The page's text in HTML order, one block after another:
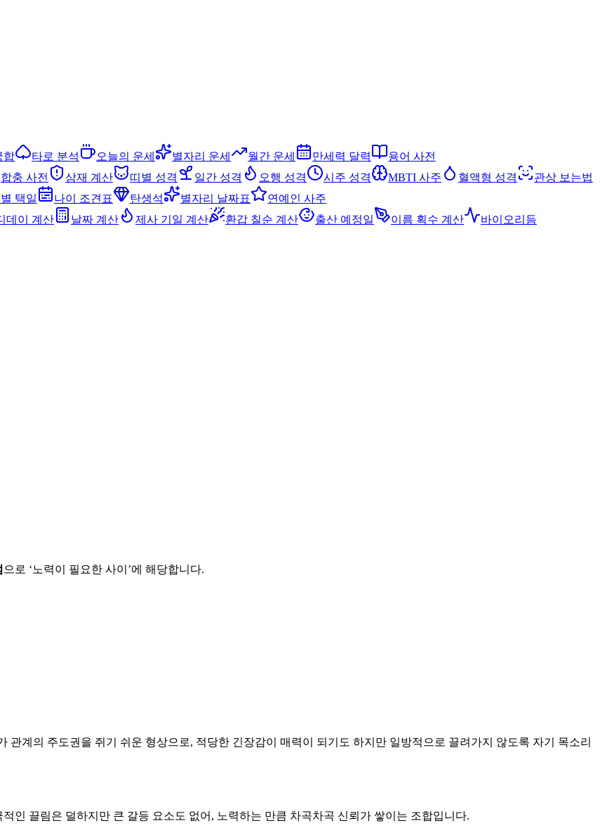
합 타로 분석 오늘의 운세 별자리 운세 월간 운세 만세력 달력
용어 사전
합충 사전 삼재 계산 띠별 성격 일간 성격 오행 성격 시주 성격 MBTI 사주 혈액형 성격
관상 보는법
택일 나이 조견표 탄생석 별자리 날짜표
연예인 사주
데이 계산 날짜 계산 제사 기일 계산 환갑 칠순 계산 출산 예정일 이름 획수 계산
바이오리듬
으로 ‘노력이 필요한 사이 ’에 해당합니다.
관계의 주도권을 쥐기 쉬운 형상으로, 적당한 긴장감이 매력이 되기도 하지만 일방적으로 끌려가지 않도록 자기 목소리
인 끌림은 덜하지만 큰 갈등 요소도 없어, 노력하는 만큼 차곡차곡 신뢰가 쌓이는 조합입니다.